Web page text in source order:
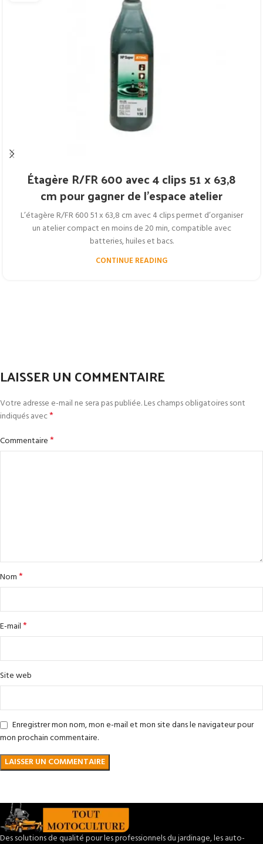
Étagère R/FR 600 avec 4 clips 51 x 63,8
cm pour gagner de l’espace atelier
L’étagère R/FR 600 51 x 63,8 cm avec 4 clips permet d’organiser
un atelier compact en moins de 20 min, compatible avec
batteries, huiles et bacs.
CONTINUE READING
LAISSER UN COMMENTAIRE
Votre adresse e-mail ne sera pas publiée.Les champs obligatoires sont
indiqués avec*
Commentaire*
Nom*
E-mail*
Site web
Enregistrer mon nom, mon e-mail et mon site dans le navigateur pour
mon prochain commentaire.
Des solutions de qualité pour les professionnels du jardinage, les auto-